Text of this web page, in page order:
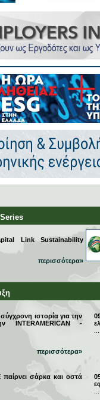
Link Sustainability
περισσότερα»
ιστορία για την
INTERAMERICAN -
περισσότερα»
σάρκα και οστά